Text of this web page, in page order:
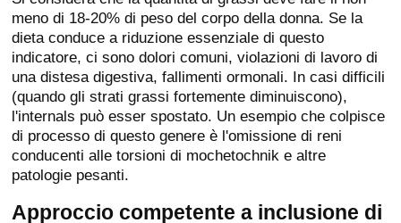
meno di 18-20% di peso del corpo della donna. Se la
dieta conduce a riduzione essenziale di questo
indicatore, ci sono dolori comuni, violazioni di lavoro di
una distesa digestiva, fallimenti ormonali. In casi difficili
(quando gli strati grassi fortemente diminuiscono),
l'internals può esser spostato. Un esempio che colpisce
di processo di questo genere è l'omissione di reni
conducenti alle torsioni di mochetochnik e altre
patologie pesanti.
Approccio competente a inclusione di